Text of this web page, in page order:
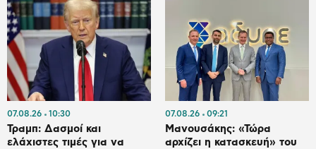
07.08.26 10:30
Τραμπ: Δασμοί και
ελάχιστες τιμές για να
07.08.26 09:21
Μανουσάκης: «Τώρα
αρχίζει η κατασκευή» του